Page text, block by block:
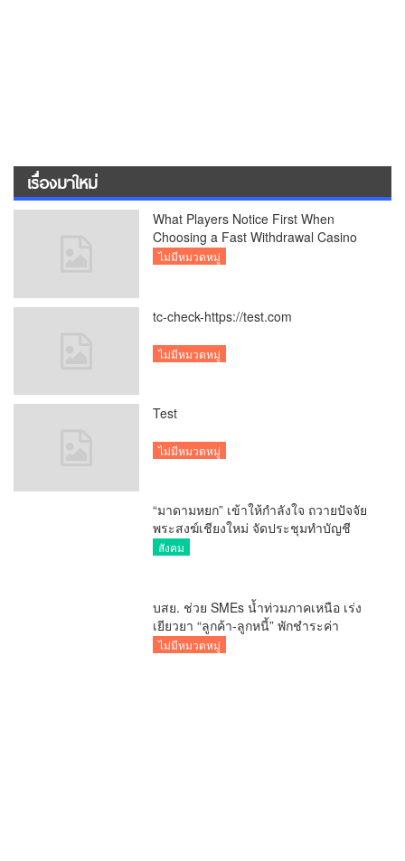
เรื่องมาใหม่
What Players Notice First When
Choosing a Fast Withdrawal Casino
UK
ไม่มีหมวดหมู่
tc-check-https://test.com
ไม่มีหมวดหมู่
Test
ไม่มีหมวดหมู่
“มาดามหยก” เข้าให้กำลังใจ ถวายปัจจัย
พระสงฆ์เชียงใหม่ จัดประชุมทำบัญชี
รายรับรายจ่ายของวัด กว่า 300 รูป ที่วัด
สังคม
บสย. ช่วย SMEs น้ำท่วมภาคเหนือ เร่ง
เยียวยา “ลูกค้า-ลูกหนี้” พักชำระค่า
ธรรมเนียม-ค่างวด
ไม่มีหมวดหมู่